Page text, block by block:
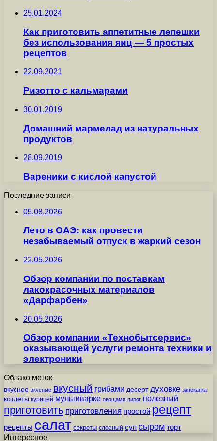
25.01.2024
Как приготовить аппетитные лепешки
без использования яиц — 5 простых
рецептов
22.09.2021
Ризотто с кальмарами
30.01.2019
Домашний мармелад из натуральных
продуктов
28.09.2019
Вареники с кислой капустой
Последние записи
05.08.2026
Лето в ОАЭ: как провести
незабываемый отпуск в жаркий сезон
22.05.2026
Обзор компании по поставкам
лакокрасочных материалов
«Дарфарбен»
20.05.2026
Обзор компании «Технобытсервис»
оказывающей услуги ремонта техники и
электроники
Облако меток
вкусное вкусные вкусный грибами десерт духовке запеканка
котлеты курицей мультиварке овощами пирог полезный
приготовить приготовления простой рецепт
рецепты салат секреты слоеный суп сыром торт
Интересное